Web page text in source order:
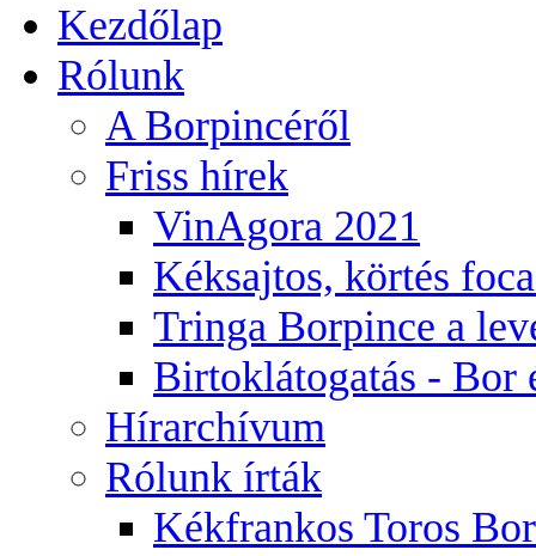
Kezdőlap
Rólunk
A Borpincéről
Friss hírek
VinAgora 2021
Kéksajtos, körtés
Tringa Borpince a
Birtoklátogatás - Bor
Hírarchívum
Rólunk írták
Kékfrankos Toros